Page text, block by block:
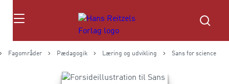
Søg
Fagområder Pædagogik Læring og udvikling Sans for science